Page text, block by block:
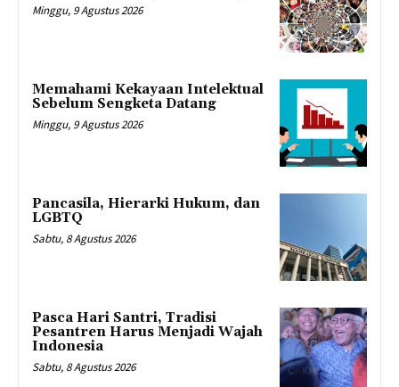
Minggu, 9 Agustus 2026
Memahami Kekayaan Intelektual
Sebelum Sengketa Datang
Minggu, 9 Agustus 2026
Pancasila, Hierarki Hukum, dan
LGBTQ
Sabtu, 8 Agustus 2026
Pasca Hari Santri, Tradisi
Pesantren Harus Menjadi Wajah
Indonesia
Sabtu, 8 Agustus 2026